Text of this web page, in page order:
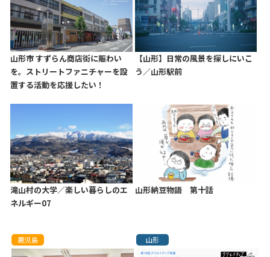
山形市 すずらん商店街に賑わい
を。ストリートファニチャーを設
置する活動を応援したい！
【山形】日常の風景を探しにいこ
う／山形駅前
滝山村の大学／楽しい暮らしのエ
ネルギー07
山形納豆物語 第十話
鹿児島 山形